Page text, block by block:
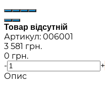
Товар відсутній
Артикул: 006001
3 581 грн.
0 грн.
-
+
Опис